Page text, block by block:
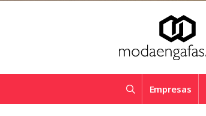
Empresas